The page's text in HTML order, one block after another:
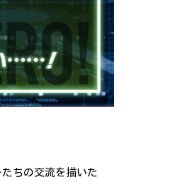
ちの交流を描いた